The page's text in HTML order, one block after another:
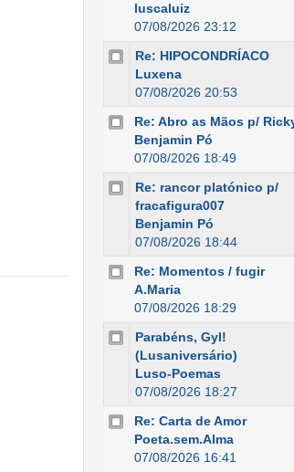
luscaluiz
07/08/2026 23:12
Re: HIPOCONDRÍACO
Luxena
07/08/2026 20:53
Re: Abro as Mãos p/
Benjamin Pó
07/08/2026 18:49
Re: rancor platónico p/
fracafigura007
Benjamin Pó
07/08/2026 18:44
Re: Momentos / fugir
A.Maria
07/08/2026 18:29
Parabéns, Gyl!
(Lusaniversário)
Luso-Poemas
07/08/2026 18:27
Re: Carta de Amor
Poeta.sem.Alma
07/08/2026 16:41